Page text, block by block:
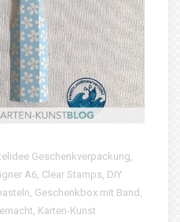
Geschenkverpackung,
A6, Clear Stamps, DIY
, Geschenkbox mit Band ,
, Karten-Kunst